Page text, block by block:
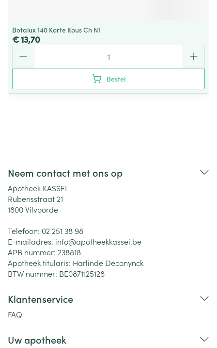
Botalux 140 Korte Kous Ch N1
€ 13,70
Bestel
Neem contact met ons op
Apotheek KASSEI
Rubensstraat 21
1800Vilvoorde
Telefoon: 02 251 38 98
E-mailadres: info@apotheekkassei.be
APB nummer: 238818
Apotheek titularis: Harlinde Deconynck
BTW nummer: BE0871125128
Klantenservice
FAQ
Uw apotheek